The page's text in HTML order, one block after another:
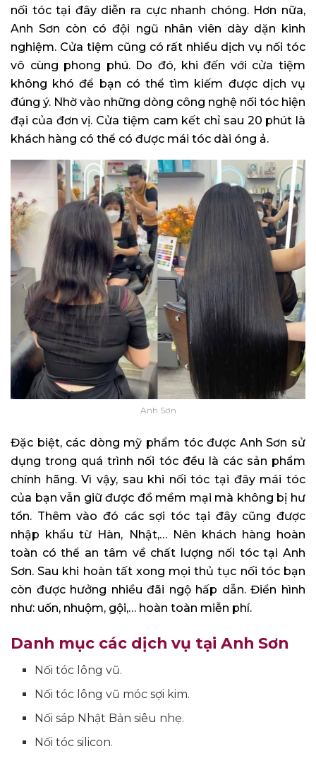
nối tóc tại đây diễn ra cực nhanh chóng. Hơn nữa,
Anh Sơn còn có đội ngũ nhân viên dày dặn kinh
nghiệm. Cửa tiệm cũng có rất nhiều dịch vụ nối tóc
vô cùng phong phú. Do đó, khi đến với cửa tiệm
không khó để bạn có thể tìm kiếm được dịch vụ
đúng ý. Nhờ vào những dòng công nghệ nối tóc hiện
đại của đơn vị. Cửa tiệm cam kết chỉ sau 20 phút là
khách hàng có thể có được mái tóc dài óng ả.
Anh Sơn
Đặc biệt, các dòng mỹ phẩm tóc được Anh Sơn sử
dụng trong quá trình nối tóc đều là các sản phẩm
chính hãng. Vì vậy, sau khi nối tóc tại đây mái tóc
của bạn vẫn giữ được đồ mềm mại mà không bị hư
tổn. Thêm vào đó các sợi tóc tại đây cũng được
nhập khẩu từ Hàn, Nhật,… Nên khách hàng hoàn
toàn có thể an tâm về chất lượng nối tóc tại Anh
Sơn. Sau khi hoàn tất xong mọi thủ tục nối tóc bạn
còn được hưởng nhiều đãi ngộ hấp dẫn. Điển hình
như: uốn, nhuộm, gội,… hoàn toàn miễn phí.
Danh mục các dịch vụ tại Anh Sơn
Nối tóc lông vũ.
Nối tóc lông vũ móc sợi kim.
Nối sáp Nhật Bản siêu nhẹ.
Nối tóc silicon.